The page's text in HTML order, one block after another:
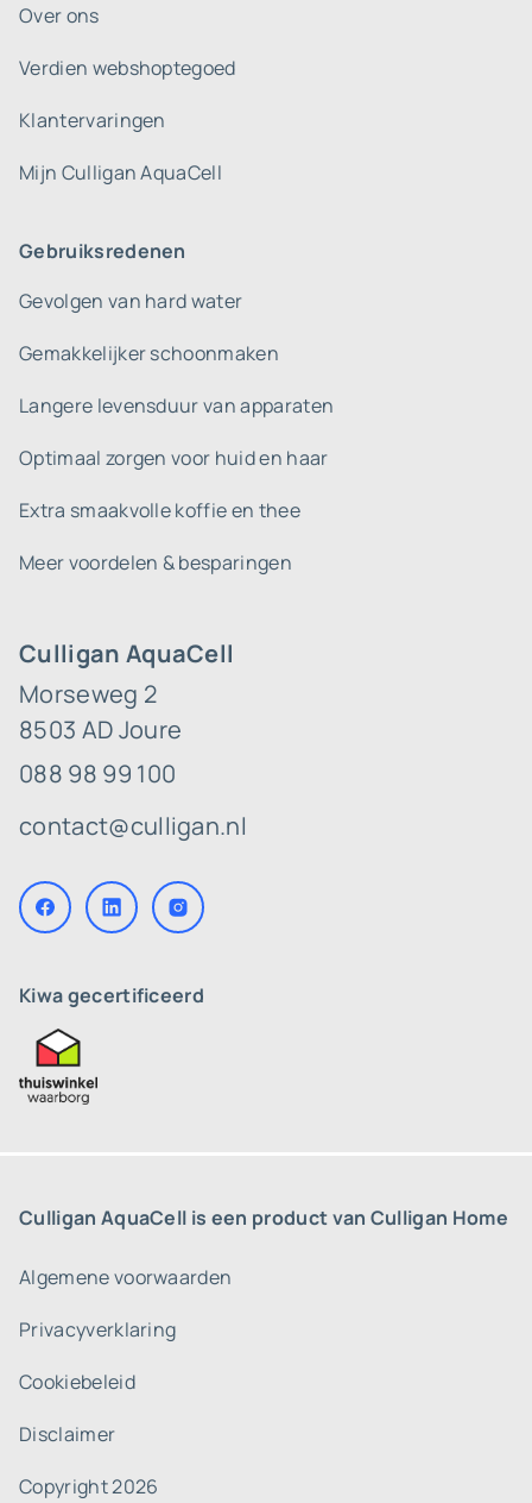
Culligan AquaCell
Morseweg 2
8503 AD Joure
088 98 99 100
contact@culligan.nl
Kiwa gecertificeerd
Over ons
Verdien webshoptegoed
Klantervaringen
Mijn Culligan AquaCell
Gebruiksredenen
Gevolgen van hard water
Gemakkelijker schoonmaken
Langere levensduur van apparaten
Optimaal zorgen voor huid en haar
Extra smaakvolle koffie en thee
Meer voordelen & besparingen
Culligan AquaCell is een product van Culligan Home
Algemene voorwaarden
Privacyverklaring
Cookiebeleid
Disclaimer
Copyright 2026